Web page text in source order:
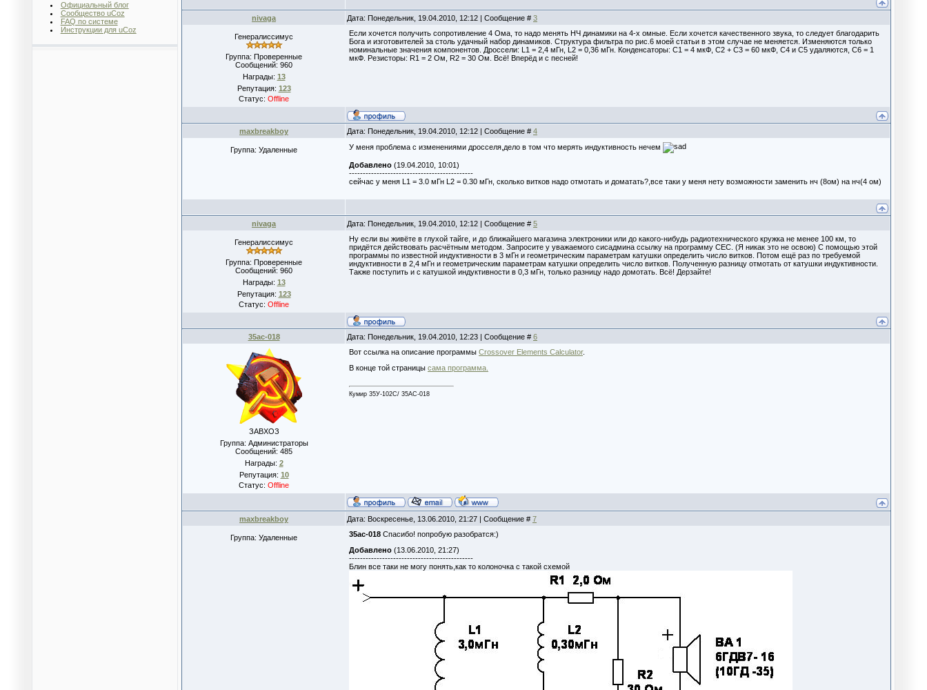
Официальный блог
Сообщество uCoz
FAQ по системе
Инструкции для uCoz
nivaga Дата: Понедельник, 19.04.2010, 12:12 | Сообщение # 3
Генералиссимус
Группа: Проверенные
Сообщений: 960
Награды: 13
Репутация: 123
Статус: Offline
Если хочется получить сопротивление 4 Ома, то надо менять НЧ динамики на 4-х омные. Если хочется качественного звука, то следует благодарить
Бога и изготовителей за столь удачный набор динамиков. Структура фильтра по рис.6 моей статьи в этом случае не меняется. Изменяются только
номинальные значения компонентов. Дроссели: L1 = 2,4 мГн, L2 = 0,36 мГн. Конденсаторы: С1 = 4 мкФ, С2 + С3 = 60 мкФ, С4 и С5 удаляются, С6 = 1
мкФ. Резисторы: R1 = 2 Ом, R2 = 30 Ом. Всё! Вперёд и с песней!
maxbreakboy Дата: Понедельник, 19.04.2010, 12:12 | Сообщение # 4
Группа: Удаленные У меня проблема с изменениями дросселя,дело в том что мерять индуктивность нечем
Добавлено (19.04.2010, 10:01)
---------------------------------------------
сейчас у меня L1 = 3.0 мГн L2 = 0.30 мГн, сколько витков надо отмотать и доматать?,все таки у меня нету возможности заменить нч (8ом) на нч(4 ом)
nivaga Дата: Понедельник, 19.04.2010, 12:12 | Сообщение # 5
Генералиссимус
Группа: Проверенные
Сообщений: 960
Награды: 13
Репутация: 123
Статус: Offline
Ну если вы живёте в глухой тайге, и до ближайшего магазина электроники или до какого-нибудь радиотехнического кружка не менее 100 км, то
придётся действовать расчётным методом. Запросите у уважаемого сисадмина ссылку на программу СЕС. (Я никак это не освою) С помощью этой
программы по известной индуктивности в 3 мГн и геометрическим параметрам катушки определить число витков. Потом ещё раз по требуемой
индуктивности в 2,4 мГн и геометрическим параметрам катушки определить число витков. Полученную разницу отмотать от катушки индуктивности.
Также поступить и с катушкой индуктивности в 0,3 мГн, только разницу надо домотать. Всё! Дерзайте!
35ac-018 Дата: Понедельник, 19.04.2010, 12:23 | Сообщение # 6
ЗАВХОЗ
Группа: Администраторы
Сообщений: 485
Награды: 2
Репутация: 10
Статус: Offline
Вот ссылка на описание программы Crossover Elements Calculator.
В конце той страницы сама программа.
Кумир 35У-102С/ 35АС-018
maxbreakboy Дата: Воскресенье, 13.06.2010, 21:27 | Сообщение # 7
Группа: Удаленные 35ac-018 Спасибо! попробую разобратся:)
Добавлено (13.06.2010, 21:27)
---------------------------------------------
Блин все таки не могу понять,как то колоночка с такой схемой